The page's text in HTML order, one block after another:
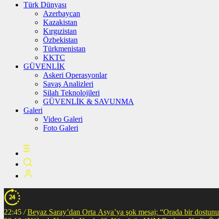
Türk Dünyası
Azerbaycan
Kazakistan
Kırgızistan
Özbekistan
Türkmenistan
KKTC
GÜVENLİK
Askeri Operasyonlar
Savaş Analizleri
Silah Teknolojileri
GÜVENLİK & SAVUNMA
Galeri
Video Galeri
Foto Galeri
22:45 / Beyaz Saray’dan Orta Asya’ya şok mesaj: “Orada bir